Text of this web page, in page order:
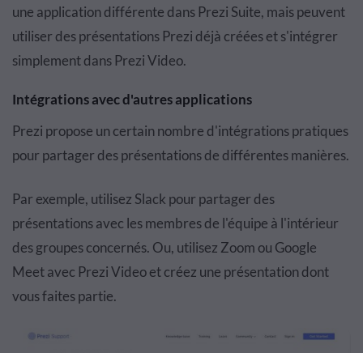
une application différente dans Prezi Suite, mais peuvent
utiliser des présentations Prezi déjà créées et s'intégrer
simplement dans Prezi Video.
Intégrations avec d'autres applications
Prezi propose un certain nombre d'intégrations pratiques
pour partager des présentations de différentes manières.
Par exemple, utilisez Slack pour partager des
présentations avec les membres de l'équipe à l'intérieur
des groupes concernés. Ou, utilisez Zoom ou Google
Meet avec Prezi Video et créez une présentation dont
vous faites partie.